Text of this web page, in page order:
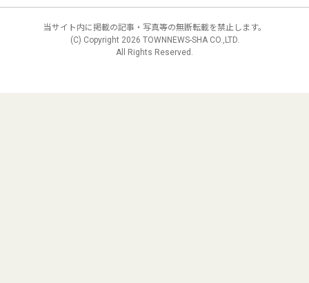
当サイト内に掲載の記事・写真等の無断転載を禁止します。
(C) Copyright 2026 TOWNNEWS-SHA CO.,LTD.
All Rights Reserved.